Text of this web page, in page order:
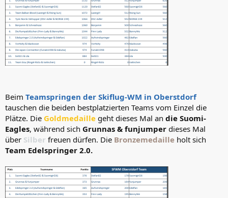
Beim Teamspringen der Skiflug-WM in Oberstdorf
tauschen die beiden bestplatzierten Teams vom Einzel die
Plätze. Die Goldmedaille geht dieses Mal an die Suomi-
Eagles, während sich Grunnas & funjumper dieses Mal
über Silber freuen dürfen. Die Bronzemedaille holt sich
Team Edelspringer 2.0.